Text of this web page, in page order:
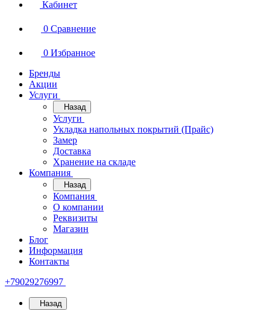
Кабинет
0 Сравнение
0 Избранное
Бренды
Акции
Услуги
Назад
Услуги
Укладка напольных покрытий (Прайс)
Замер
Доставка
Хранение на складе
Компания
Назад
Компания
О компании
Реквизиты
Магазин
Блог
Информация
Контакты
+79029276997
Назад